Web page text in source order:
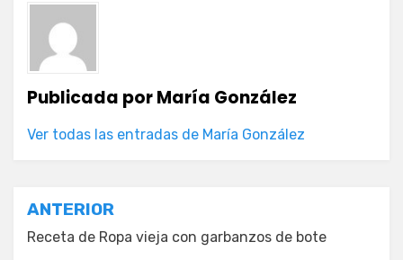
Publicada porMaría González
Ver todas las entradas de María González
Navegación
de
ANTERIOR
Receta de Ropa vieja con garbanzos de bote